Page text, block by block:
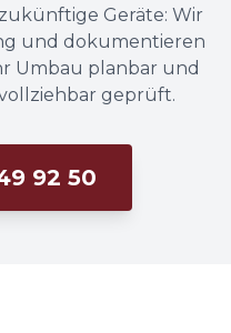
Geräte: Wir
und dokumentieren
Umbau planbar und
geprüft.
92 50